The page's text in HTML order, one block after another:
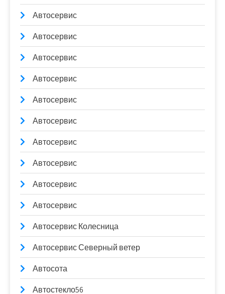
Автосервис
Автосервис
Автосервис
Автосервис
Автосервис
Автосервис
Автосервис
Автосервис
Автосервис
Автосервис
Автосервис Колесница
Автосервис Северный ветер
Автосота
Автостекло56